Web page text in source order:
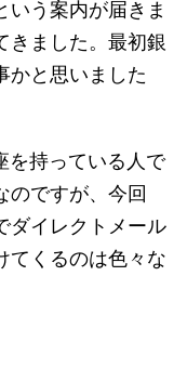
いう案内が届きま
きました。最初銀
かと思いました
を持っている人で
のですが、今回
ダイレクトメール
てくるのは色々な